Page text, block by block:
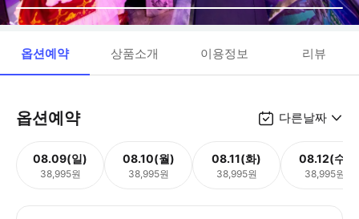
옵션예약 상품소개 이용정보 리뷰
옵션예약 다른날짜
08.09(일)
38,995원
08.10(월)
38,995원
08.11(화)
38,995원
08.12(수)
38,995원